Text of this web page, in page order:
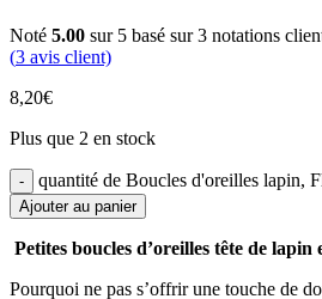
Noté 5.00 sur 5 basé sur3 notations
(3 avis client)
8,20€
Plus que 2 en stock
quantité de Boucles d'oreilles lapin,
Ajouter au panier
Petites boucles d’oreilles tête de lapin
Pourquoi ne pas s’offrir une touche de